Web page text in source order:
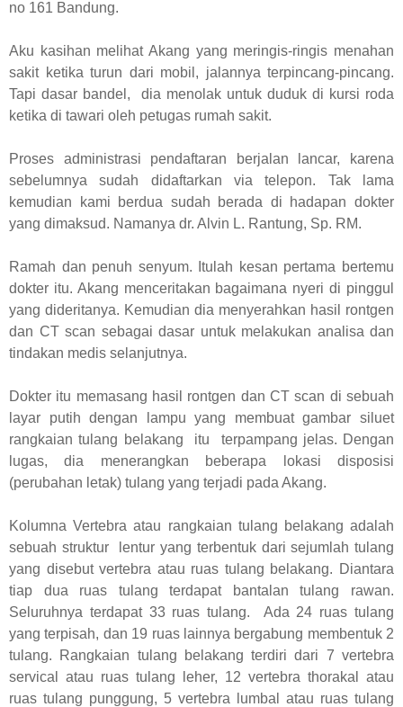
no 161 Bandung.
Aku kasihan melihat Akang yang meringis-ringis menahan
sakit ketika turun dari mobil, jalannya terpincang-pincang.
Tapi dasar bandel, dia menolak untuk duduk di kursi roda
ketika di tawari oleh petugas rumah sakit.
Proses administrasi pendaftaran berjalan lancar, karena
sebelumnya sudah didaftarkan via telepon. Tak lama
kemudian kami berdua sudah berada di hadapan dokter
yang dimaksud. Namanya dr. Alvin L. Rantung, Sp. RM.
Ramah dan penuh senyum. Itulah kesan pertama bertemu
dokter itu. Akang menceritakan bagaimana nyeri di pinggul
yang dideritanya. Kemudian dia menyerahkan hasil rontgen
dan CT scan sebagai dasar untuk melakukan analisa dan
tindakan medis selanjutnya.
Dokter itu memasang hasil rontgen dan CT scan di sebuah
layar putih dengan lampu yang membuat gambar siluet
rangkaian tulang belakang itu terpampang jelas. Dengan
lugas, dia menerangkan beberapa lokasi disposisi
(perubahan letak) tulang yang terjadi pada Akang.
Kolumna Vertebra atau rangkaian tulang belakang adalah
sebuah struktur lentur yang terbentuk dari sejumlah tulang
yang disebut vertebra atau ruas tulang belakang. Diantara
tiap dua ruas tulang terdapat bantalan tulang rawan.
Seluruhnya terdapat 33 ruas tulang. Ada 24 ruas tulang
yang terpisah, dan 19 ruas lainnya bergabung membentuk 2
tulang. Rangkaian tulang belakang terdiri dari 7 vertebra
servical atau ruas tulang leher, 12 vertebra thorakal atau
ruas tulang punggung, 5 vertebra lumbal atau ruas tulang